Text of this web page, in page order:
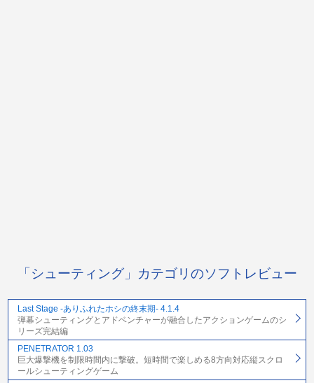
「シューティング」カテゴリのソフトレビュー
Last Stage -ありふれたホシの終末期- 4.1.4
弾幕シューティングとアドベンチャーが融合したアクションゲームのシ
リーズ完結編
PENETRATOR 1.03
巨大爆撃機を制限時間内に撃破。短時間で楽しめる8方向対応縦スクロ
ールシューティングゲーム